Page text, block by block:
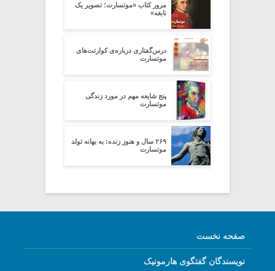
مرور کتاب «موتسارت؛ تصویر یک
نابغه»
درس‌گفتاری درباره‌ی کوارتت‌های
موتسارت
پنج شایعه مهم در مورد زندگی
موتسارت
۲۶۹ سال و هنوز زنده: به بهانه‌‌ تولد
موتسارت
صفحه نخست
نویسندگان گفتگوی هارمونیک